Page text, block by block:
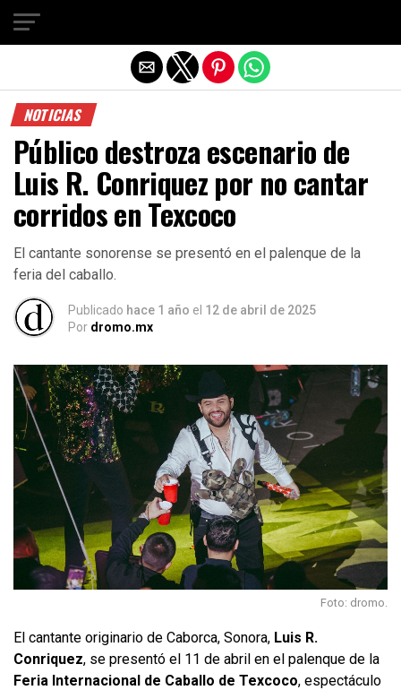
NOTICIAS
Público destroza escenario de
Luis R. Conriquez por no cantar
corridos en Texcoco
El cantante sonorense se presentó en el palenque de la
feria del caballo.
Publicado hace 1 año el 12 de abril de 2025
Por dromo.mx
Foto: dromo.
El cantante originario de Caborca, Sonora, Luis R.
Conriquez, se presentó el 11 de abril en el palenque de la
Feria Internacional de Caballo de Texcoco, espectáculo